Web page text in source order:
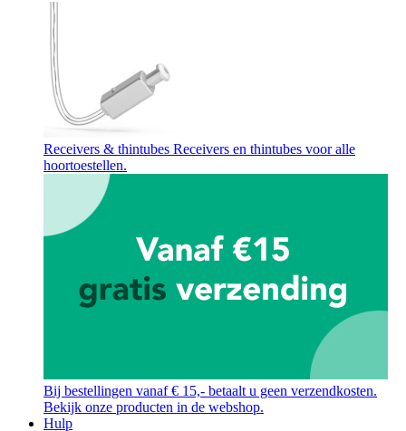
Receivers & thintubes Receivers en thintubes voor alle
hoortoestellen.
Bij bestellingen vanaf € 15,- betaalt u geen verzendkosten.
Bekijk onze producten in de webshop.
Hulp